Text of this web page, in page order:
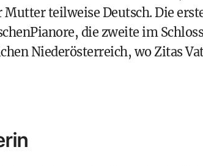
teilweise Deutsch. Die
die zweite im Schloss
Niederösterreich, wo Zitas